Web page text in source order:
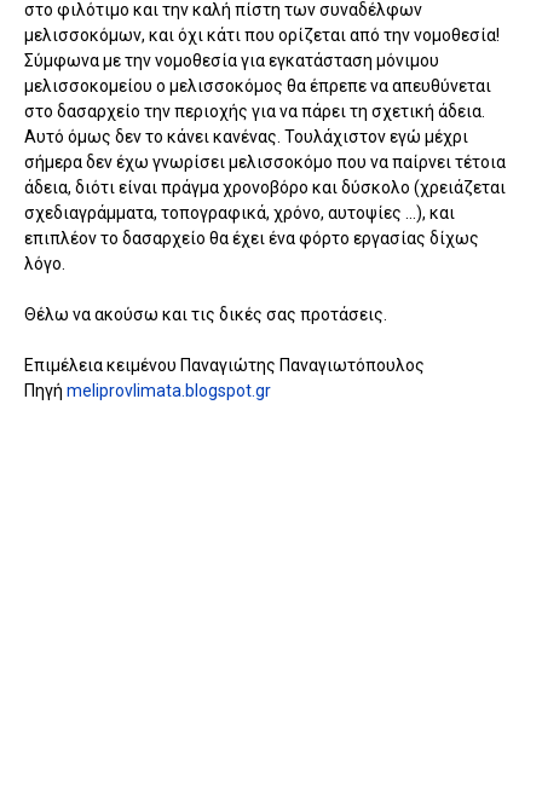
στο φιλότιμο και την καλή πίστη των συναδέλφων
μελισσοκόμων, και όχι κάτι που ορίζεται από την νομοθεσία!
Σύμφωνα με την νομοθεσία για εγκατάσταση μόνιμου
μελισσοκομείου ο μελισσοκόμος θα έπρεπε να απευθύνεται
στο δασαρχείο την περιοχής για να πάρει τη σχετική άδεια.
Αυτό όμως δεν το κάνει κανένας. Τουλάχιστον εγώ μέχρι
σήμερα δεν έχω γνωρίσει μελισσοκόμο που να παίρνει τέτοια
άδεια, διότι είναι πράγμα χρονοβόρο και δύσκολο (χρειάζεται
σχεδιαγράμματα, τοπογραφικά, χρόνο, αυτοψίες …), και
επιπλέον το δασαρχείο θα έχει ένα φόρτο εργασίας δίχως
λόγο.
Θέλω να ακούσω και τις δικές σας προτάσεις.
Επιμέλεια κειμένου Παναγιώτης Παναγιωτόπουλος
Πηγή meliprovlimata.blogspot.gr